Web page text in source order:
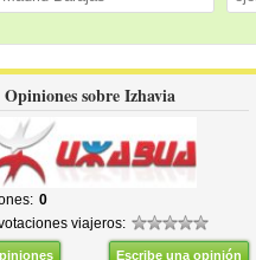
Opiniones sobre Izhavia
0
viajeros:
Escribe una opinión